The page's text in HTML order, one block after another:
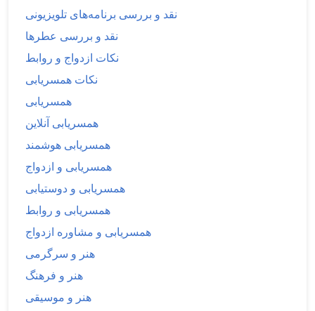
نقد و بررسی برنامه‌های تلویزیونی
نقد و بررسی عطرها
نکات ازدواج و روابط
نکات همسریابی
همسریابی
همسریابی آنلاین
همسریابی هوشمند
همسریابی و ازدواج
همسریابی و دوستیابی
همسریابی و روابط
همسریابی و مشاوره ازدواج
هنر و سرگرمی
هنر و فرهنگ
هنر و موسیقی